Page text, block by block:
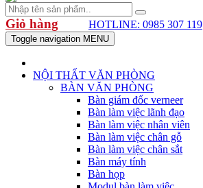
Giỏ hàng HOTLINE: 0985 307 119
Toggle navigation MENU
NỘI THẤT VĂN PHÒNG
BÀN VĂN PHÒNG
Bàn giám đốc verneer
Bàn làm việc lãnh đạo
Bàn làm việc nhân viên
Bàn làm việc chân gỗ
Bàn làm việc chân sắt
Bàn máy tính
Bàn họp